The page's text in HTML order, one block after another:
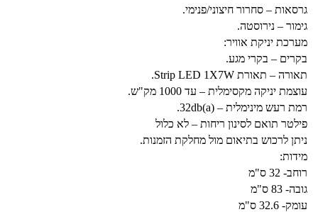
גרסאות – סחרור חיצוני/פנימי.
גימור – נירוסטה.
מערכת יניקת אוויר:
בקרים – בקרי מגע.
תאורה – תאורת Strip LED 1X7W.
עוצמת יניקה מקסימלית – עד 1000 מק"ש.
רמת רעש מינימלית – 32db(a).
פילטר תואם לסינון ריחות – לא כלול
ניתן לרכוש בתיאום מול מחלקת הזמנות.
מידות:
רוחב- 32 ס"מ
גובה- 83 ס"מ
עומק- 32.6 ס"מ